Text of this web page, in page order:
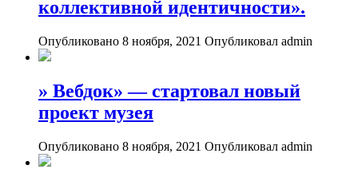
коллективной идентичности».
Опубликовано 8 ноября, 2021 Опубликовал admin
» Вебдок» — стартовал новый
проект музея
Опубликовано 8 ноября, 2021 Опубликовал admin